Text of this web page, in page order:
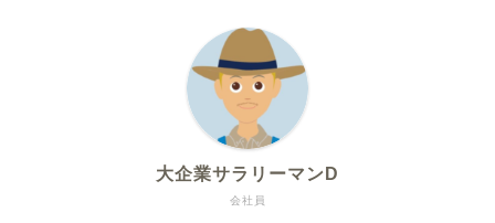
会社員
大企業サラリーマンD